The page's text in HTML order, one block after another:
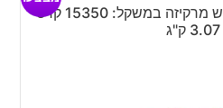
לאספנים: אמרלד מלוטש מרקיזה במשקל: 15350 קרט